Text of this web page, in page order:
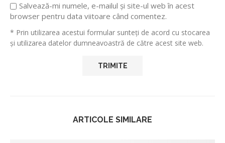
Salvează-mi numele, e-mailul și site-ul web în acest
browser pentru data viitoare când comentez.
* Prin utilizarea acestui formular sunteți de acord cu stocarea
și utilizarea datelor dumneavoastră de către acest site web.
ARTICOLE SIMILARE